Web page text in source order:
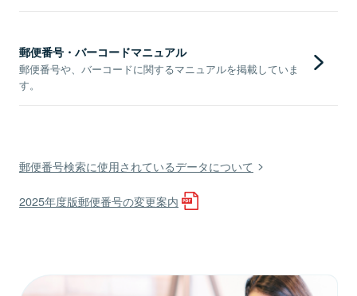
郵便番号・バーコードマニュアル
郵便番号や、バーコードに関するマニュアルを掲載していま
す。
郵便番号検索に使用されているデータについて
2025年度版郵便番号の変更案内